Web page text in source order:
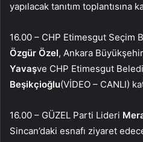
yapılacak tanıtım toplantısına
16.00 – CHP Etimesgut Seçim
Özgür Özel, Ankara
Yavaşve CHP Etimesgut
Beşikçioğlu(VİDEO – CANLI)
16.00 – GÜZEL Parti Lideri
Sincan’daki esnafı ziyaret